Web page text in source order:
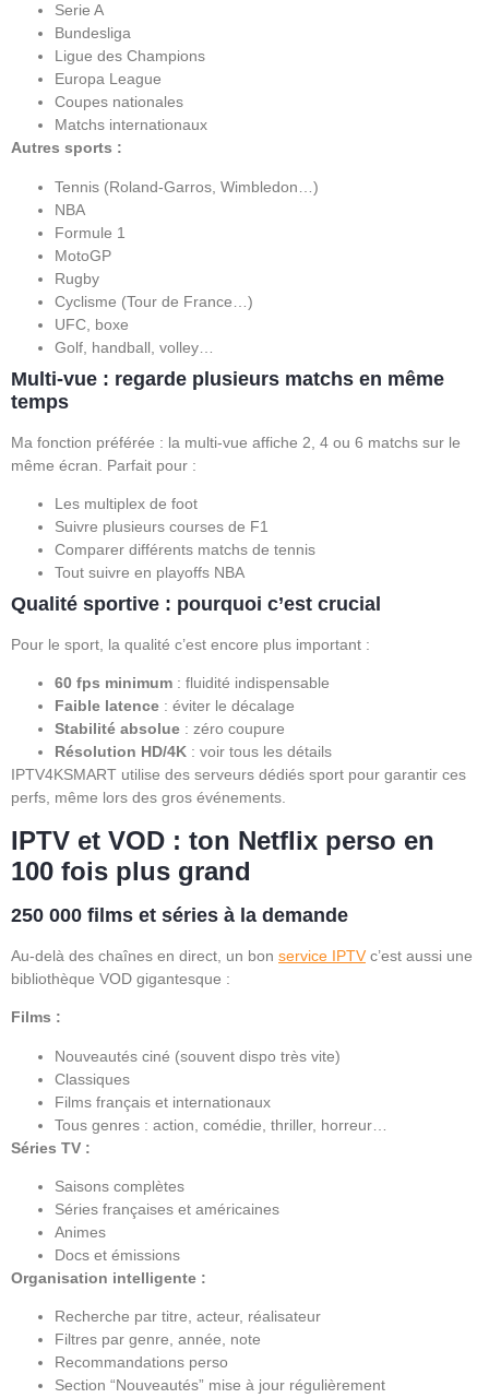
Serie A
Bundesliga
Ligue des Champions
Europa League
Coupes nationales
Matchs internationaux
Autres sports :
Tennis (Roland-Garros, Wimbledon…)
NBA
Formule 1
MotoGP
Rugby
Cyclisme (Tour de France…)
UFC, boxe
Golf, handball, volley…
Multi-vue : regarde plusieurs matchs en même
temps
Ma fonction préférée : la multi-vue affiche 2, 4 ou 6 matchs sur le
même écran. Parfait pour :
Les multiplex de foot
Suivre plusieurs courses de F1
Comparer différents matchs de tennis
Tout suivre en playoffs NBA
Qualité sportive : pourquoi c’est crucial
Pour le sport, la qualité c’est encore plus important :
60 fps minimum : fluidité indispensable
Faible latence : éviter le décalage
Stabilité absolue : zéro coupure
Résolution HD/4K : voir tous les détails
IPTV4KSMART utilise des serveurs dédiés sport pour garantir ces
perfs, même lors des gros événements.
IPTV et VOD : ton Netflix perso en
100 fois plus grand
250 000 films et séries à la demande
Au-delà des chaînes en direct, un bon service IPTV c’est aussi une
bibliothèque VOD gigantesque :
Films :
Nouveautés ciné (souvent dispo très vite)
Classiques
Films français et internationaux
Tous genres : action, comédie, thriller, horreur…
Séries TV :
Saisons complètes
Séries françaises et américaines
Animes
Docs et émissions
Organisation intelligente :
Recherche par titre, acteur, réalisateur
Filtres par genre, année, note
Recommandations perso
Section “Nouveautés” mise à jour régulièrement